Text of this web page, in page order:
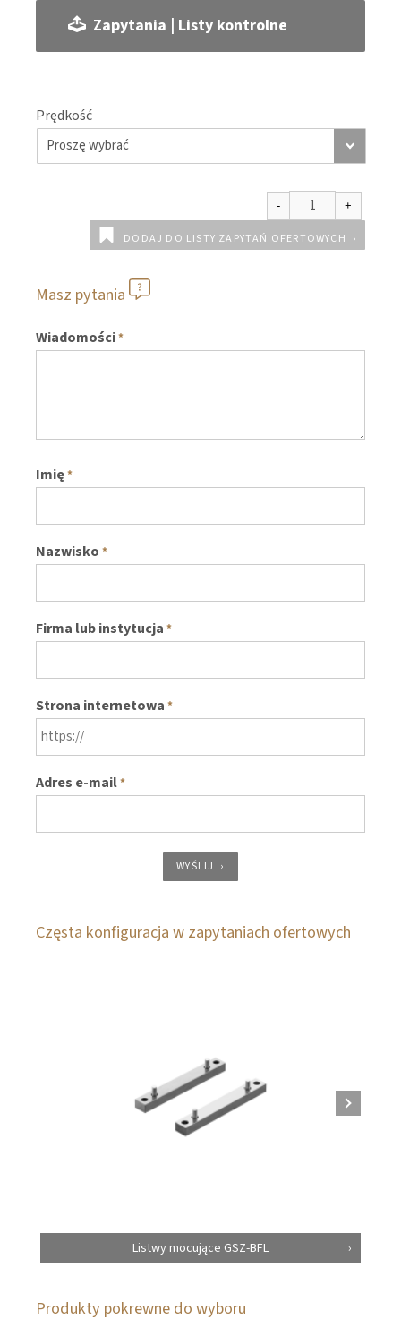
Zapytania | Listy kontrolne
Prędkość
DODAJ DO LISTY ZAPYTAŃ OFERTOWYCH
Masz pytania
Wiadomości*
Imię*
Nazwisko *
Firma lub instytucja *
Strona internetowa *
Adres e-mail*
WYŚLIJ
Częsta konfiguracja w zapytaniach ofertowych
Listwy mocujące GSZ-BFL
Produkty pokrewne do wyboru